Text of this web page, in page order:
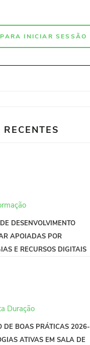
INICIAR SESSÃO
RECENTES
DESENVOLVIMENTO
APOIADAS POR
E RECURSOS DIGITAIS
Duração
DE BOAS PRÁTICAS 2026-
ATIVAS EM SALA DE